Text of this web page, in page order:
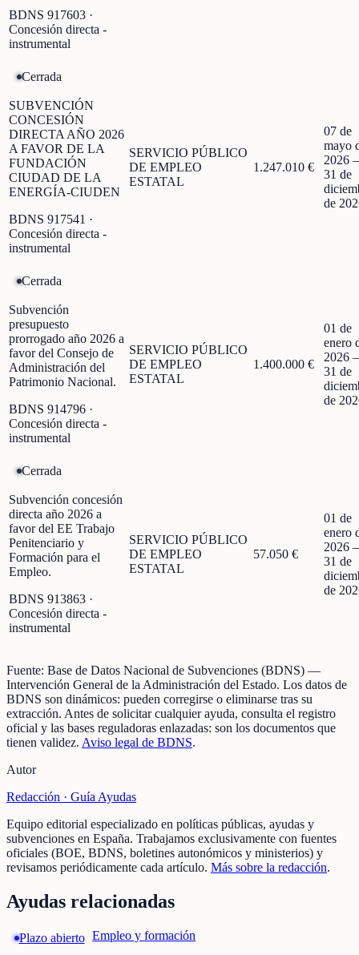
BDNS 917603 ·
Concesión directa -
instrumental
Cerrada
SUBVENCIÓN
CONCESIÓN
DIRECTA AÑO 2026
A FAVOR DE LA
FUNDACIÓN
CIUDAD DE LA
ENERGÍA-CIUDEN
BDNS 917541 ·
Concesión directa -
instrumental
SERVICIO PÚBLICO
DE EMPLEO
ESTATAL
1.247.010 €
07 de
mayo
2026
31 de
de
Cerrada
Subvención
presupuesto
prorrogado año 2026 a
favor del Consejo de
Administración del
Patrimonio Nacional.
BDNS 914796 ·
Concesión directa -
instrumental
SERVICIO PÚBLICO
DE EMPLEO
ESTATAL
1.400.000 €
01 de
enero
2026
31 de
de
Cerrada
Subvención concesión
directa año 2026 a
favor del EE Trabajo
Penitenciario y
Formación para el
Empleo.
BDNS 913863 ·
Concesión directa -
instrumental
SERVICIO PÚBLICO
DE EMPLEO
ESTATAL
57.050 €
01 de
enero
2026
31 de
de
Fuente: Base de Datos Nacional de Subvenciones (BDNS) —
Intervención General de la Administración del Estado. Los datos de
BDNS son dinámicos: pueden corregirse o eliminarse tras su
extracción. Antes de solicitar cualquier ayuda, consulta el registro
oficial y las bases reguladoras enlazadas: son los documentos que
tienen validez. Aviso legal de BDNS.
Autor
Redacción · Guía Ayudas
Equipo editorial especializado en políticas públicas, ayudas y
subvenciones en España. Trabajamos exclusivamente con fuentes
oficiales (BOE, BDNS, boletines autonómicos y ministerios) y
revisamos periódicamente cada artículo. Más sobre la redacción.
Ayudas relacionadas
Plazo abierto Empleo y formación